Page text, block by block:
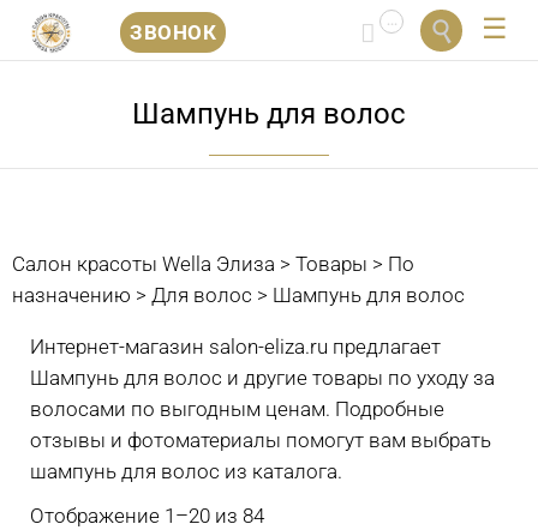
ЗВОНОК  
Шампунь для волос
Салон красоты Wella Элиза > Товары > По
назначению > Для волос > Шампунь для волос
Интернет-магазин salon-eliza.ru предлагает
Шампунь для волос и другие товары по уходу за
волосами по выгодным ценам. Подробные
отзывы и фотоматериалы помогут вам выбрать
шампунь для волос из каталога.
Отображение 1–20 из 84